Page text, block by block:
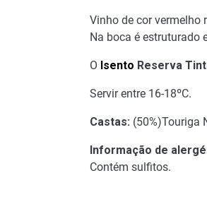
Vinho de cor vermelho
Na boca é estruturado
O Isento Reserva
Servir entre 16-18ºC.
Castas: (50%)Touriga
Informação de
Contém sulfitos.